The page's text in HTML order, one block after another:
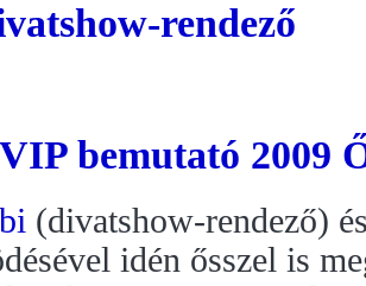
rendező
bemutató 2009
(divatshow-rendező)
idén ősszel is